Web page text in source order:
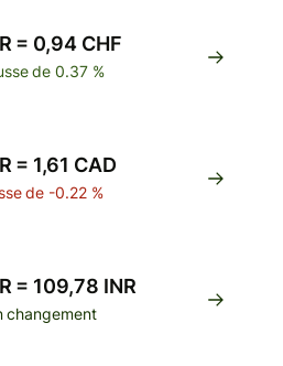
= 0,94 CHF
de 0.37 %
= 1,61 CAD
de -0.22 %
= 109,78 INR
changement